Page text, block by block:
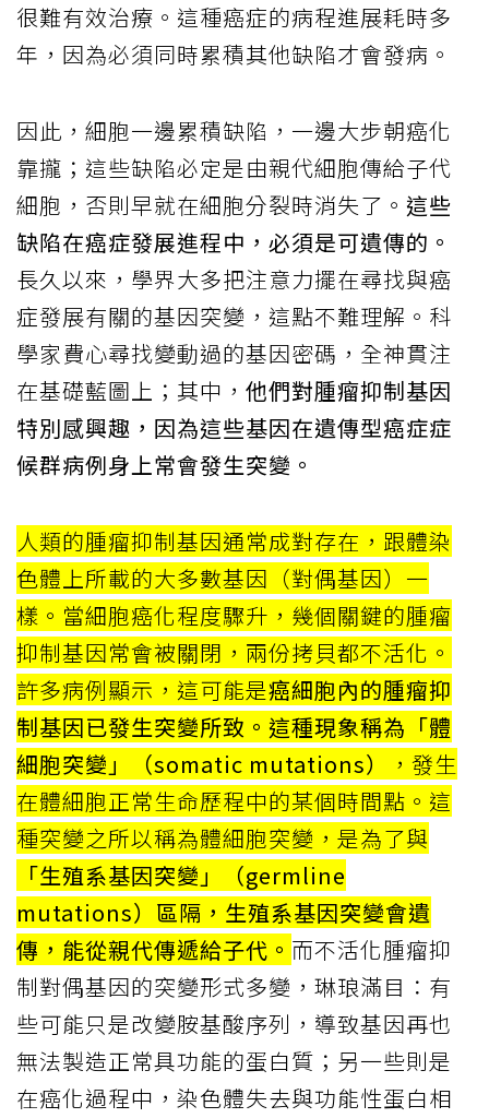
很難有效治療。這種癌症的病程進展耗時多
年，因為必須同時累積其他缺陷才會發病。
因此，細胞一邊累積缺陷，一邊大步朝癌化
靠攏；這些缺陷必定是由親代細胞傳給子代
細胞，否則早就在細胞分裂時消失了。 這些
缺陷在癌症發展進程中，必須是可遺傳的。
長久以來，學界大多把注意力擺在尋找與癌
症發展有關的基因突變，這點不難理解。科
學家費心尋找變動過的基因密碼，全神貫注
在基礎藍圖上；其中， 他們對腫瘤抑制基因
特別感興趣，因為這些基因在遺傳型癌症症
候群病例身上常會發生突變。
人類的腫瘤抑制基因通常成對存在，跟體染
色體上所載的大多數基因（對偶基因）一
樣。當細胞癌化程度驟升，幾個關鍵的腫瘤
抑制基因常會被關閉，兩份拷貝都不活化。
許多病例顯示，這可能是癌細胞內的腫瘤抑
制基因已發生突變所致。這種現象稱為「體
細胞突變」（somatic mutations）
，發生
在體細胞正常生命歷程中的某個時間點。這
種突變之所以稱為體細胞突變，是為了與
「生殖系基因突變」（germline
mutations）區隔，生殖系基因突變會遺
傳，能從親代傳遞給子代。 而不活化腫瘤抑
制對偶基因的突變形式多變，琳琅滿目：有
些可能只是改變胺基酸序列，導致基因再也
無法製造正常具功能的蛋白質；另一些則是
在癌化過程中，染色體失去與功能性蛋白相